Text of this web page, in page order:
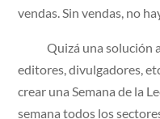
vendas. Sin vendas, no
Quizá una solución a
editores, divulgadores,
crear una Semana de la
semana todos los